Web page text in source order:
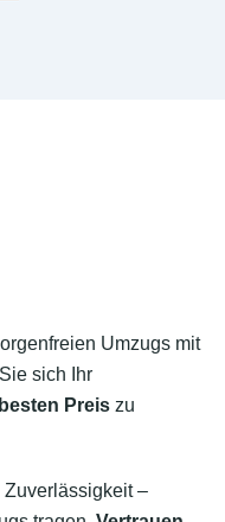
Umzugs mit
sich Ihr
besten Preis zu
–